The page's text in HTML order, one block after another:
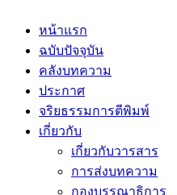
หน้าแรก
ฉบับปัจจุบัน
คลังบทความ
ประกาศ
จริยธรรมการตีพิมพ์
เกี่ยวกับ
เกี่ยวกับวารสาร
การส่งบทความ
กองบรรณาธิการ